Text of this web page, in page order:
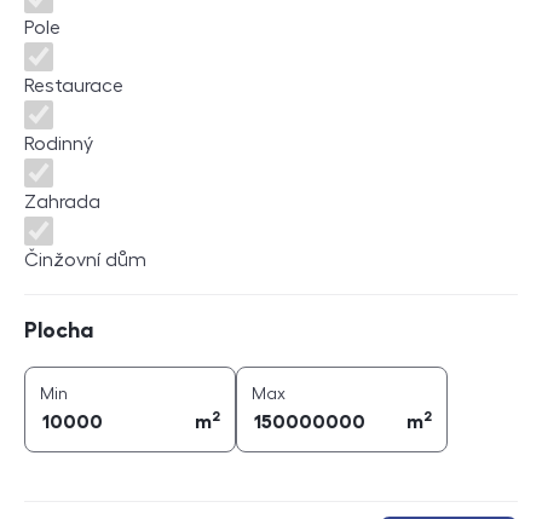
Pole
Restaurace
Rodinný
Zahrada
Činžovní dům
Plocha
Min
m2
Maxplocha (
m2